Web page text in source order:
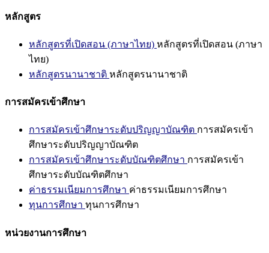
หลักสูตร
หลักสูตรที่เปิดสอน (ภาษาไทย) หลักสูตรที่เปิดสอน (ภาษา
ไทย)
หลักสูตรนานาชาติ หลักสูตรนานาชาติ
การสมัครเข้าศึกษา
การสมัครเข้าศึกษาระดับปริญญาบัณฑิต การสมัครเข้า
ศึกษาระดับปริญญาบัณฑิต
การสมัครเข้าศึกษาระดับบัณฑิตศึกษา การสมัครเข้า
ศึกษาระดับบัณฑิตศึกษา
ค่าธรรมเนียมการศึกษา ค่าธรรมเนียมการศึกษา
ทุนการศึกษา ทุนการศึกษา
หน่วยงานการศึกษา